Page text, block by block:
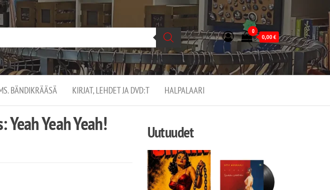
0
0,00€
BÄNDIKRÄÄSÄ KIRJAT, LEHDET JA DVD:T HALPALAARI
Yeah Yeah Yeah!
Uutuudet